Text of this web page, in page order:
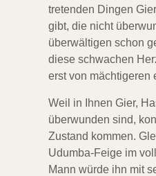
tretenden Dingen
gibt, die nicht
überwältigen schon
diese schwachen
erst von mächtigeren
Weil in Ihnen Gier,
überwunden sind,
Zustand kommen.
Udumba-Feige im
Mann würde ihn mit